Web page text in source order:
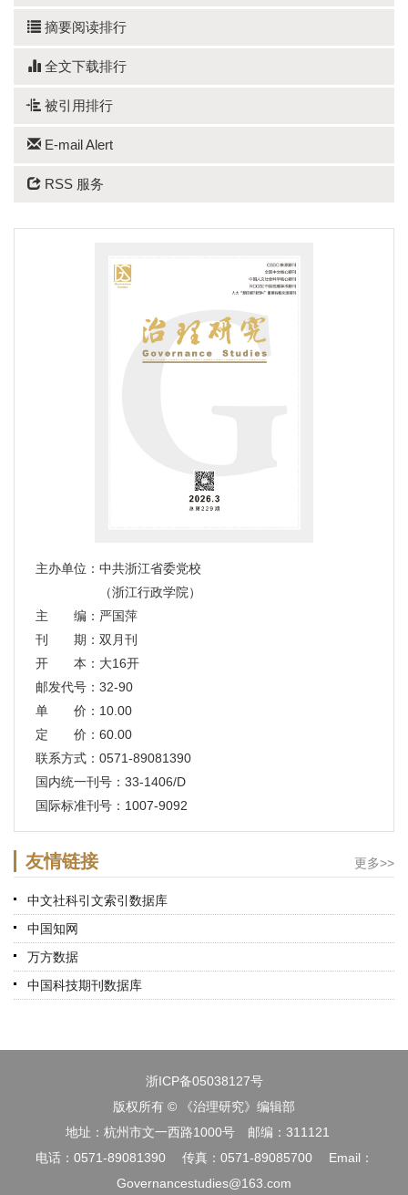
摘要阅读排行
全文下载排行
被引用排行
E-mail Alert
RSS 服务
主办单位：中共浙江省委党校
（浙江行政学院）
主 编：严国萍
刊 期：双月刊
开 本：大16开
邮发代号：32-90
单 价：10.00
定 价：60.00
联系方式：0571-89081390
国内统一刊号：33-1406/D
国际标准刊号：1007-9092
友情链接 更多>>
中文社科引文索引数据库
中国知网
万方数据
中国科技期刊数据库
浙ICP备05038127号
版权所有 © 《治理研究》编辑部
地址：杭州市文一西路1000号 邮编：311121
电话：0571-89081390 传真：0571-89085700 Email：
Governancestudies@163.com